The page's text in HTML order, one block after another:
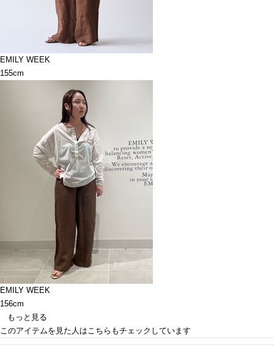
EMILY WEEK
155cm
EMILY WEEK
156cm
もっと見る
このアイテムを見た人はこちらもチェックしています